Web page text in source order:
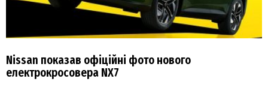
Nissan показав офіційні фото нового
електрокросовера NX7